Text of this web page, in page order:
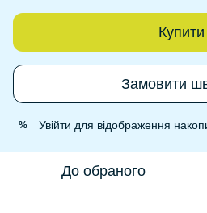
Купити
Замовити
% Увійти для відображення
До обраного